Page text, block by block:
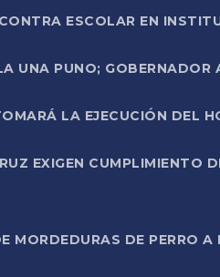
ESCOLAR EN
PUNO; GOBERNADOR
LA EJECUCIÓN DEL
EXIGEN CUMPLIMIENTO
MORDEDURAS DE PERRO A